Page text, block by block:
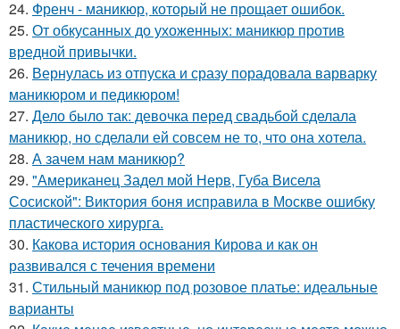
24. Френч - маникюр, который не прощает ошибок.
25. От обкусанных до ухоженных: маникюр против
вредной привычки.
26. Вернулась из отпуска и сразу порадовала варварку
маникюром и педикюром!
27. Дело было так: девочка перед свадьбой сделала
маникюр, но сделали ей совсем не то, что она хотела.
28. А зачем нам маникюр?
29. "Американец Задел мой Нерв, Губа Висела
Сосиской": Виктория боня исправила в Москве ошибку
пластического хирурга.
30. Какова история основания Кирова и как он
развивался с течения времени
31. Стильный маникюр под розовое платье: идеальные
варианты